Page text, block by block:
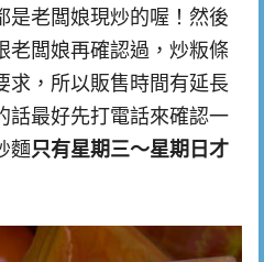
是老闆娘現炒的喔！然後
老闆娘再確認過，炒粄條
求，所以販售時間有延長
話最好先打電話來確認一
麵只有星期三～星期日才